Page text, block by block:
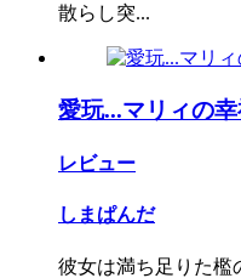
散らし突...
愛玩...マリィの幸
レビュー
しまぱんだ
彼女は満ち足りた檻